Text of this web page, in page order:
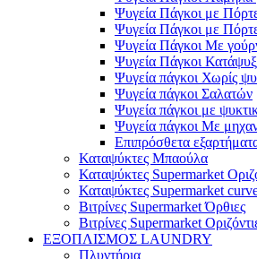
Ψυγεία Πάγκοι με
Ψυγεία Πάγκοι με
Ψυγεία Πάγκοι Με
Ψυγεία Πάγκοι
Ψυγεία πάγκοι Χωρίς
Ψυγεία πάγκοι Σαλατών
Ψυγεία πάγκοι με
Ψυγεία πάγκοι Με
Επιπρόσθετα
Καταψύκτες Μπαούλα
Καταψύκτες Supermarket
Καταψύκτες Supermarket
Βιτρίνες Supermarket Όρθιες
Βιτρίνες Supermarket
ΕΞΟΠΛΙΣΜΟΣ LAUNDRY
Πλυντήρια